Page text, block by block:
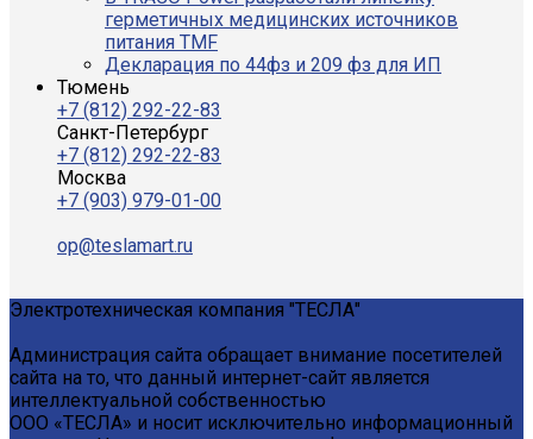
герметичных медицинских источников
питания TMF
Декларация по 44фз и 209 фз для ИП
Тюмень
+7 (812) 292-22-83
Санкт-Петербург
+7 (812) 292-22-83
Москва
+7 (903) 979-01-00
op@teslamart.ru
Электротехническая компания "ТЕСЛА"
Администрация сайта обращает внимание посетителей
сайта на то, что данный интернет-сайт является
интеллектуальной собственностью
ООО «ТЕСЛА» и носит исключительно информационный